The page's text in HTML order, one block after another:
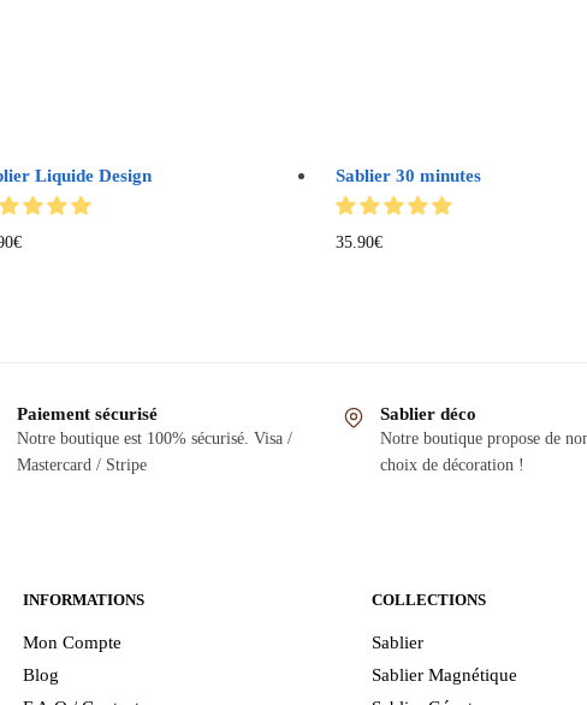
Liquide Design
€
Sablier 30 minutes
35.90€
Paiement sécurisé
Notre boutique est 100% sécurisé. Visa /
Mastercard / Stripe
Sablier déco
Notre boutique propose de
choix de décoration !
INFORMATIONS
Mon Compte
Blog
COLLECTIONS
Sablier
Sablier Magnétique